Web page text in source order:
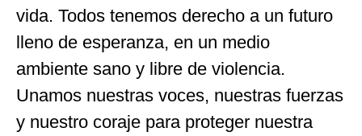
vida. Todos tenemos derecho a un futuro
lleno de esperanza, en un medio
ambiente sano y libre de violencia.
Unamos nuestras voces, nuestras fuerzas
y nuestro coraje para proteger nuestra